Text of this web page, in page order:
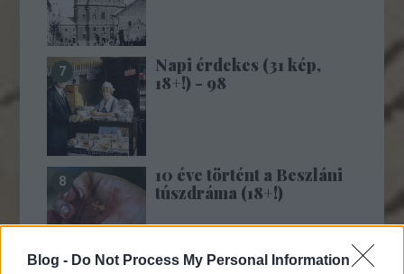
Blog - Do Not Process My Personal Information
Napi érdekes (31 kép,
18+!) - 98
10 éve történt a Beszláni
túszdráma (18+!)